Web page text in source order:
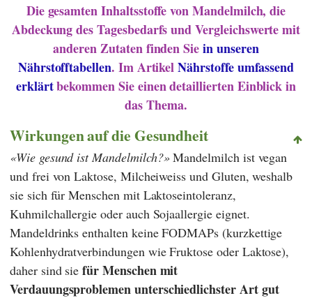
Die gesamten Inhaltsstoffe von Mandelmilch, die
Abdeckung des Tagesbedarfs und Vergleichswerte mit
anderen Zutaten finden Siein unseren
Nährstofftabellen. Im ArtikelNährstoffe umfassend
erklärtbekommen Sie einen detaillierten Einblick in
das Thema.
Wirkungen auf die Gesundheit
Wie gesund ist Mandelmilch? Mandelmilch ist vegan
und frei von Laktose, Milcheiweiss und Gluten, weshalb
sie sich für Menschen mit Laktoseintoleranz,
Kuhmilchallergie oder auch Sojaallergie eignet.
Mandeldrinks enthalten keine FODMAPs (kurzkettige
Kohlenhydratverbindungen wie Fruktose oder Laktose),
daher sind siefür Menschen mit
Verdauungsproblemen unterschiedlichster Art gut